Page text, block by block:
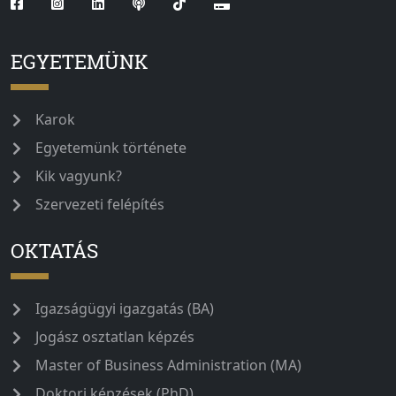
EGYETEMÜNK
Karok
Egyetemünk története
Kik vagyunk?
Szervezeti felépítés
OKTATÁS
Igazságügyi igazgatás (BA)
Jogász osztatlan képzés
Master of Business Administration (MA)